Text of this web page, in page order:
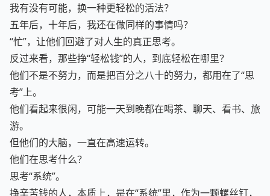
我的方向对不对？
我有没有可能，换一种更轻松的活法？
五年后，十年后，我还在做同样的事情吗？
“忙”，让他们回避了对人生的真正思考。
反过来看，那些挣“轻松钱”的人，到底轻松在哪里？
他们不是不努力，而是把百分之八十的努力，都用在了“思
考”上。
他们看起来很闲，可能一天到晚都在喝茶、聊天、看书、旅
游。
但他们的大脑，一直在高速运转。
他们在思考什么？
思考“系统”。